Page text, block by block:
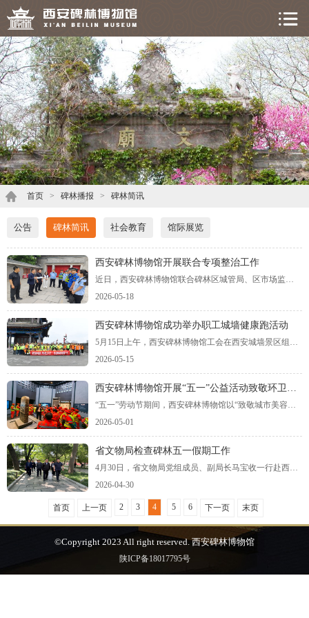
首页 > 碑林播报 > 碑林简讯
公告 碑林简讯 社会教育 馆际展览
西安碑林博物馆开展联合专项整治工作
近日，西安碑林博物馆联合碑林区城管局、区市场监管局、公安碑林分局、交警碑林大队、柏树林街道办等多部门力量，开展旅游市场专项整治行动，重点打击导游乱象、强制消费等违法违规行为，为观众营造安全、有序、舒心的文旅环境。
2026-05-18
西安碑林博物馆成功举办职工城墙健康跑活动
5月15日上午，西安碑林博物馆工会在西安城墙景区组织开展“城墙健步逐风 碑林聚力同行”职工健康跑活动，近百名在职职工踊跃参与，在古城地标间感受运动活力与文化韵味。
2026-05-15
“五一”劳动节期间，西安碑林博物馆以“致敬城市美容师”为主题开展公益致敬活动，分批次邀请300余名周边环卫工人免费走进博物馆，在墨香古韵中感受文化温度，用文旅关怀传递社会尊重。
2026-05-01
省文物局检查碑林五一假期工作
4月30日，省文物局党组成员、副局长马宝收一行赴西安碑林博物馆，督导检查“五一”假期开放接待及安全保障工作，该馆党委书记、馆长孙伟刚及馆班子成员等随同检查。
2026-04-30
首页 上一页 2 3 4 5 6 下一页 末页
©Copyright 2023 All right reserved. 西安碑林博物馆
陕ICP备18017795号